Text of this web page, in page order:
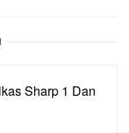
Sharp 1 Dan